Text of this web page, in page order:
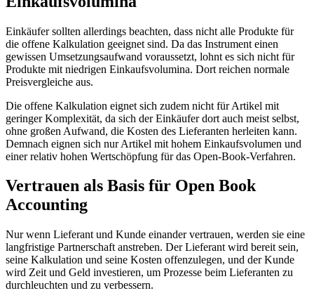
Einkäufer sollten allerdings beachten, dass nicht alle Produkte für
die offene Kalkulation geeignet sind. Da das Instrument einen
gewissen Umsetzungsaufwand voraussetzt, lohnt es sich nicht für
Produkte mit niedrigen Einkaufsvolumina. Dort reichen normale
Preisvergleiche aus.
Die offene Kalkulation eignet sich zudem nicht für Artikel mit
geringer Komplexität, da sich der Einkäufer dort auch meist selbst,
ohne großen Aufwand, die Kosten des Lieferanten herleiten kann.
Demnach eignen sich nur Artikel mit hohem Einkaufsvolumen und
einer relativ hohen Wertschöpfung für das Open-Book-Verfahren.
Vertrauen als Basis für Open Book
Accounting
Nur wenn Lieferant und Kunde einander vertrauen, werden sie eine
langfristige Partnerschaft anstreben. Der Lieferant wird bereit sein,
seine Kalkulation und seine Kosten offenzulegen, und der Kunde
wird Zeit und Geld investieren, um Prozesse beim Lieferanten zu
durchleuchten und zu verbessern.